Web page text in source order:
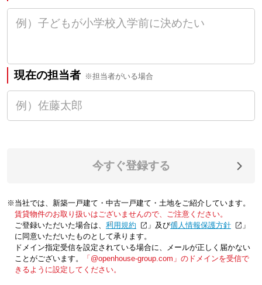
現在の担当者 ※担当者がいる場合
今すぐ登録する
※当社では、新築一戸建て・中古一戸建て・土地をご紹介しています。
賃貸物件のお取り扱いはございませんので、ご注意ください。
ご登録いただいた場合は、「利用規約 」及び「個人情報保護方針
」
に同意いただいたものとして承ります。
ドメイン指定受信を設定されている場合に、メールが正しく届かない
ことがございます。
「@openhouse-group.com」のドメインを受信で
きるように設定してください。